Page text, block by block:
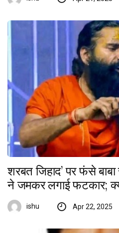
शरबत जिहाद’ पर फंसे बाबा
ने जमकर लगाई फटकार;
ishu Apr 22, 2025